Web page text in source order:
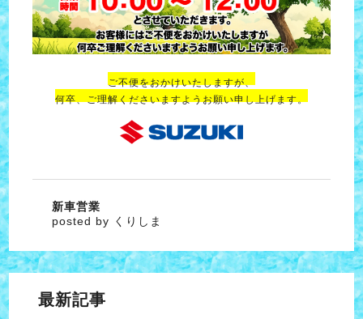
ご不便をおかけいたしますが、
何卒、ご理解くださいますようお願い申し上げます。
新車営業
posted by くりしま
最新記事